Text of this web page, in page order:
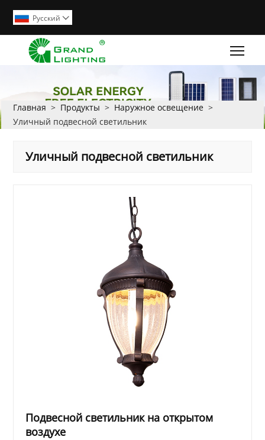
Pусский 
Главная > Продукты > Наружное освещение >
Уличный подвесной светильник
Уличный подвесной светильник
Подвесной светильник на открытом
воздухе